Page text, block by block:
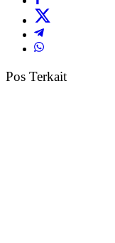
Pos Terkait